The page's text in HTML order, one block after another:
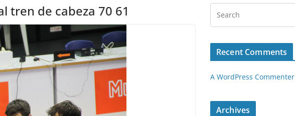
tren de cabeza 70 61
Recent Comments
A WordPress Commenter
Archives